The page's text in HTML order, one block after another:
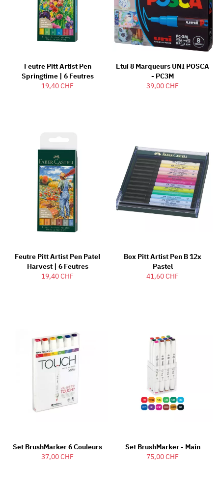
Feutre Pitt Artist Pen
Springtime | 6 Feutres
19,40 CHF
Etui 8 Marqueurs UNI POSCA
- PC3M
39,00 CHF
Feutre Pitt Artist Pen Patel
Harvest | 6 Feutres
19,40 CHF
Box Pitt Artist Pen B 12x
Pastel
41,60 CHF
Set BrushMarker 6 Couleurs
37,00 CHF
Set BrushMarker - Main
75,00 CHF